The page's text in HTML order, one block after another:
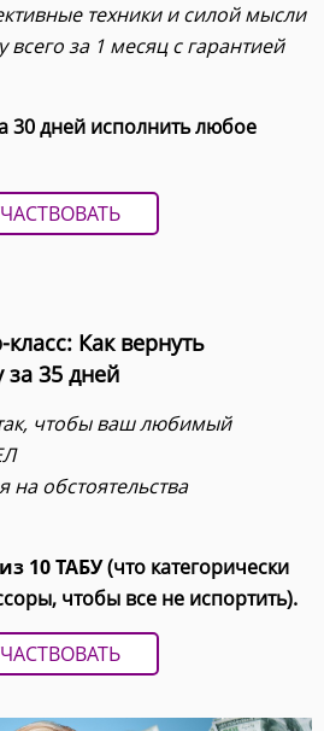
техники и силой мысли
за 1 месяц с гарантией
30 дней исполнить любое
Как вернуть
35 дней
чтобы ваш любимый
на обстоятельства
10 ТАБУ(что категорически
чтобы все не испортить).